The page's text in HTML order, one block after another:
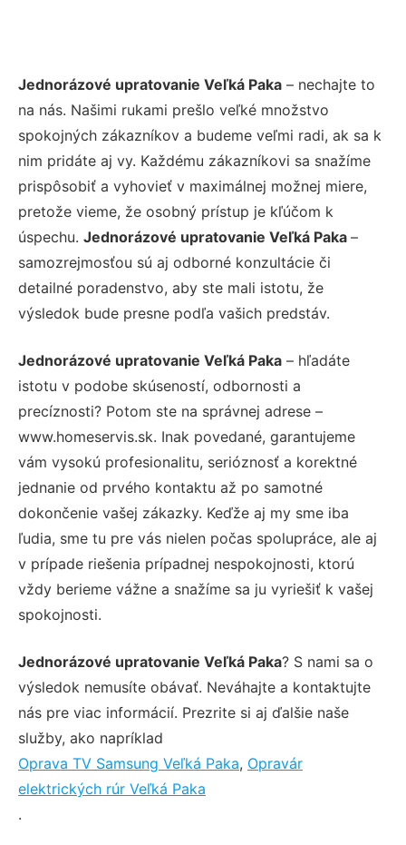
Jednorázové upratovanie Veľká Paka – nechajte to
na nás. Našimi rukami prešlo veľké množstvo
spokojných zákazníkov a budeme veľmi radi, ak sa k
nim pridáte aj vy. Každému zákazníkovi sa snažíme
prispôsobiť a vyhovieť v maximálnej možnej miere,
pretože vieme, že osobný prístup je kľúčom k
úspechu. Jednorázové upratovanie Veľká Paka –
samozrejmosťou sú aj odborné konzultácie či
detailné poradenstvo, aby ste mali istotu, že
výsledok bude presne podľa vašich predstáv.
Jednorázové upratovanie Veľká Paka – hľadáte
istotu v podobe skúseností, odbornosti a
precíznosti? Potom ste na správnej adrese –
www.homeservis.sk. Inak povedané, garantujeme
vám vysokú profesionalitu, serióznosť a korektné
jednanie od prvého kontaktu až po samotné
dokončenie vašej zákazky. Keďže aj my sme iba
ľudia, sme tu pre vás nielen počas spolupráce, ale aj
v prípade riešenia prípadnej nespokojnosti, ktorú
vždy berieme vážne a snažíme sa ju vyriešiť k vašej
spokojnosti.
Jednorázové upratovanie Veľká Paka? S nami sa o
výsledok nemusíte obávať. Neváhajte a kontaktujte
nás pre viac informácií. Prezrite si aj ďalšie naše
služby, ako napríklad
Oprava TV Samsung Veľká Paka, Opravár
elektrických rúr Veľká Paka
.